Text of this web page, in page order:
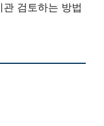
검토하는 방법